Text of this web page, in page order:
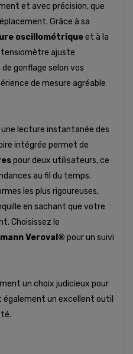
et avec précision, que
Grâce à sa
oscillométriqueet à la
tensiomètre ajuste
gonflage selon vos
de mesure agréable
une lecture instantanée des
intégrée permet de
pour deux utilisateurs, ce
au fil du temps.
les plus rigoureuses,
en sachant que votre
Choisissez le
Veroval® pour un suivi
un choix judicieux pour
également un excellent outil